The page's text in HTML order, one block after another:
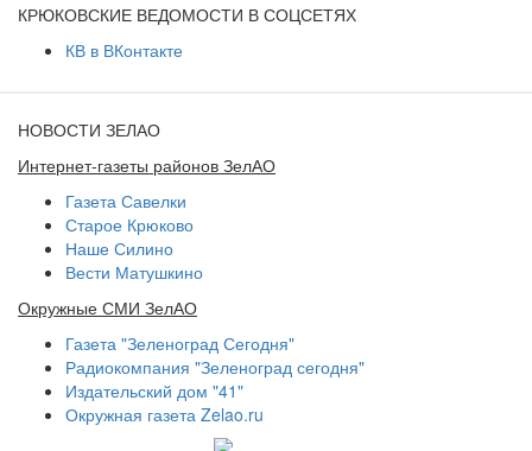
КРЮКОВСКИЕ ВЕДОМОСТИ В СОЦСЕТЯХ
КВ в ВКонтакте
НОВОСТИ ЗЕЛАО
Интернет-газеты районов ЗелАО
Газета Савелки
Старое Крюково
Наше Силино
Вести Матушкино
Окружные СМИ ЗелАО
Газета "Зеленоград Сегодня"
Радиокомпания "Зеленоград сегодня"
Издательский дом "41"
Окружная газета Zelao.ru